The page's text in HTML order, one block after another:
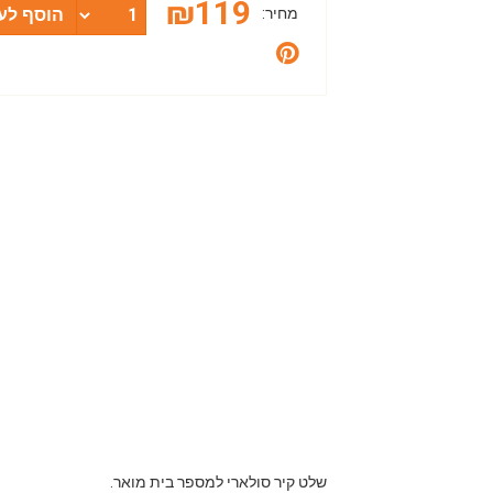
מחיר: ₪119 הוסף
שלט קיר סולארי למספר בית מואר.